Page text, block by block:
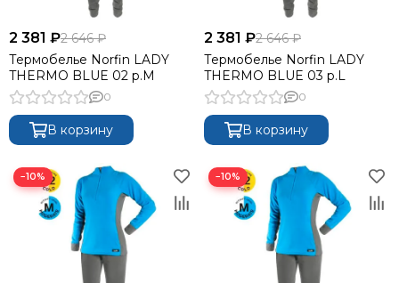
2 381 ₽2 646 ₽
Термобелье Norfin LADY
THERMO BLUE 02 р.M
0
В корзину
2 381 ₽2 646 ₽
Термобелье Norfin LADY
THERMO BLUE 03 р.L
0
В корзину
−10% −10%